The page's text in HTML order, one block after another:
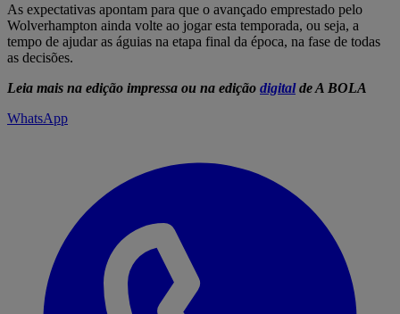
As expectativas apontam para que o avançado emprestado pelo
Wolverhampton ainda volte ao jogar esta temporada, ou seja, a
tempo de ajudar as águias na etapa final da época, na fase de todas
as decisões.
Leia mais na edição impressa ou na edição digitalde A BOLA
WhatsApp